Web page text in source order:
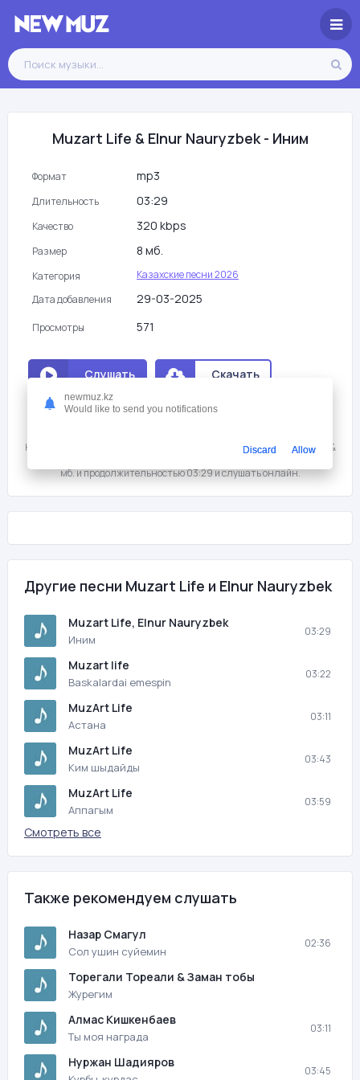
Muzart Life & Elnur Nauryzbek - Иним
Формат mp3
Длительность 03:29
Качество 320 kbps
Размер 8 мб.
Категория
Казахские песни 2026
Дата добавления
29-03-2025
Просмотры 571
Слушать Скачать
Мне нравится 1
На этой странице вы можете скачать песню бесплатно Muzart Life &
мб. и продолжительностью 03:29 и слушать онлайн.
Другие песни Muzart Life и Elnur Nauryzbek
Muzart Life, Elnur Nauryzbek
Иним
03:29
Muzart life
Baskalardai emespin
03:22
MuzArt Life
Астана
03:11
MuzArt Life
Ким шыдайды
03:43
MuzArt Life
Аппагым
03:59
Смотреть все
Также рекомендуем слушать
Назар Смагул
Сол ушин суйемин
02:36
Торегали Тореали & Заман тобы
Журегим
Алмас Кишкенбаев
Ты моя награда
03:11
Нуржан Шадияров
03:45
newmuz.kz
Would like to send you notifications
Discard Allow